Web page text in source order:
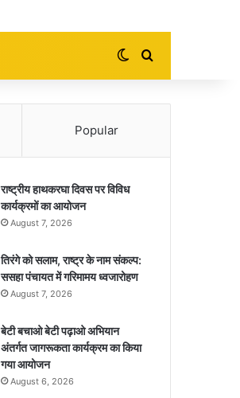
Switch skin
Popular
राष्ट्रीय हाथकरघा दिवस पर विविध
कार्यक्रमों का आयोजन
August 7, 2026
तिरंगे को सलाम, राष्ट्र के नाम संकल्प:
ससहा पंचायत में गरिमामय ध्वजारोहण
August 7, 2026
बेटी बचाओ बेटी पढ़ाओ अभियान
अंतर्गत जागरूकता कार्यक्रम का किया
गया आयोजन
August 6, 2026